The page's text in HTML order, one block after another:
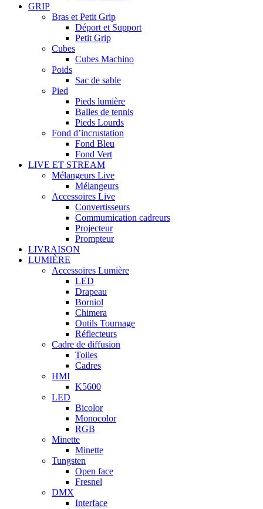
GRIP
Bras et Petit Grip
Déport et Support
Petit Grip
Cubes
Cubes Machino
Poids
Sac de sable
Pied
Pieds lumière
Balles de tennis
Pieds Lourds
Fond d’incrustation
Fond Bleu
Fond Vert
LIVE ET STREAM
Mélangeurs Live
Mélangeurs
Accessoires Live
Convertisseurs
Commumication cadreurs
Projecteur
Prompteur
LIVRAISON
LUMIÈRE
Accessoires Lumière
LED
Drapeau
Borniol
Chimera
Outils Tournage
Réflecteurs
Cadre de diffusion
Toiles
Cadres
HMI
K5600
LED
Bicolor
Monocolor
RGB
Minette
Minette
Tungsten
Open face
Fresnel
DMX
Interface